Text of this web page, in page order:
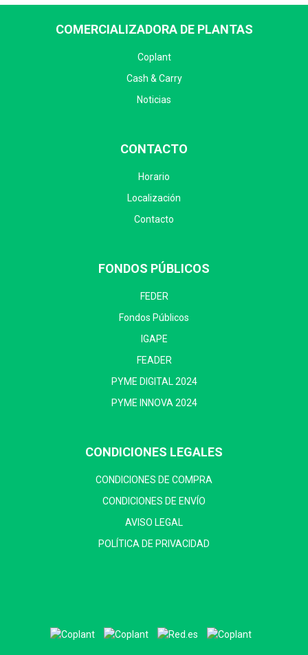
COMERCIALIZADORA DE PLANTAS
Coplant
Cash & Carry
Noticias
CONTACTO
Horario
Localización
Contacto
FONDOS PÚBLICOS
FEDER
Fondos Públicos
IGAPE
FEADER
PYME DIGITAL 2024
PYME INNOVA 2024
CONDICIONES LEGALES
CONDICIONES DE COMPRA
CONDICIONES DE ENVÍO
AVISO LEGAL
POLÍTICA DE PRIVACIDAD